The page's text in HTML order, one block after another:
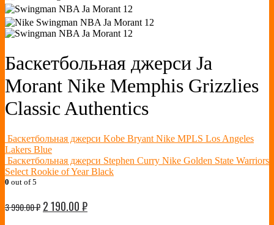
Баскетбольная джерси Ja
Morant Nike Memphis Grizzlies
Classic Authentics
Баскетбольная джерси Kobe Bryant Nike MPLS Los Angeles
Lakers Blue
Баскетбольная джерси Stephen Curry Nike Golden State Warriors
Select Rookie of Year Black
0 out of 5
3 990.00₽ 2 190.00₽